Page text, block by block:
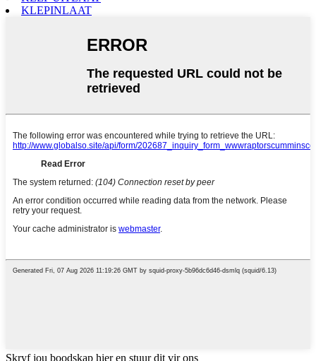
KLEPINLAAT
Skryf jou boodskap hier en stuur dit vir ons